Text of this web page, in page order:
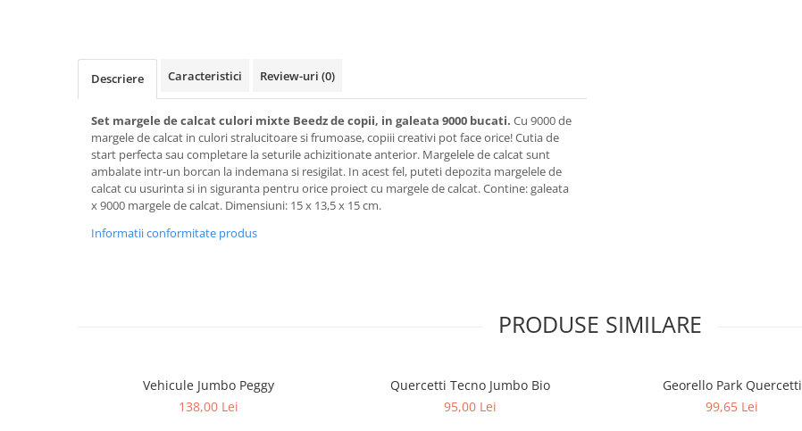
Descriere Caracteristici Review-uri (0)
Set margele de calcat culori mixte Beedz de copii, in galeata 9000 bucati. Cu 9000 de
margele de calcat in culori stralucitoare si frumoase, copiii creativi pot face orice! Cutia de
start perfecta sau completare la seturile achizitionate anterior. Margelele de calcat sunt
ambalate intr-un borcan la indemana si resigilat. In acest fel, puteti depozita margelele de
calcat cu usurinta si in siguranta pentru orice proiect cu margele de calcat. Contine: galeata
x 9000 margele de calcat. Dimensiuni: 15 x 13,5 x 15 cm.
Informatii conformitate produs
PRODUSE SIMILARE
Vehicule Jumbo Peggy
138,00 Lei
Quercetti Tecno Jumbo Bio
95,00 Lei
Georello Park Quercetti
99,65 Lei